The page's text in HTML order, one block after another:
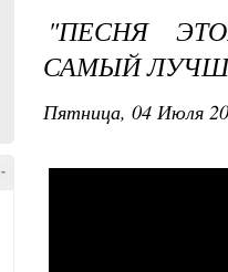
-
"ПЕСНЯ
САМЫЙ
Пятница, 04 Июля